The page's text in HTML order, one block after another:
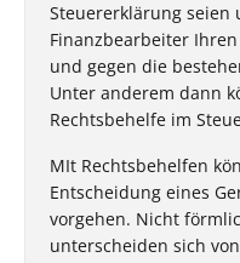
Steuererklärung seien
Finanzbearbeiter
und gegen die
Unter anderem dann
Rechtsbehelfe im
MIt Rechtsbehelfen
Entscheidung eines
vorgehen. Nicht
unterscheiden sich